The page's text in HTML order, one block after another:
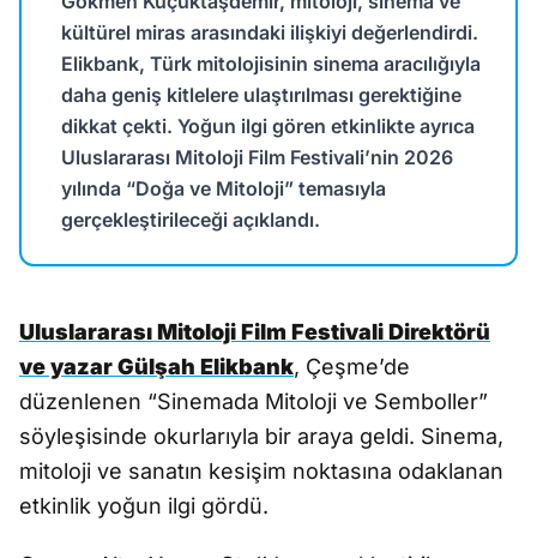
kültürel miras arasındaki ilişkiyi değerlendirdi.
Elikbank, Türk mitolojisinin sinema aracılığıyla
daha geniş kitlelere ulaştırılması gerektiğine
dikkat çekti. Yoğun ilgi gören etkinlikte ayrıca
Uluslararası Mitoloji Film Festivali’nin 2026
yılında “Doğa ve Mitoloji” temasıyla
gerçekleştirileceği açıklandı.
Uluslararası Mitoloji Film Festivali Direktörü
ve yazar Gülşah Elikbank, Çeşme’de
düzenlenen “Sinemada Mitoloji ve Semboller”
söyleşisinde okurlarıyla bir araya geldi. Sinema,
mitoloji ve sanatın kesişim noktasına odaklanan
etkinlik yoğun ilgi gördü.